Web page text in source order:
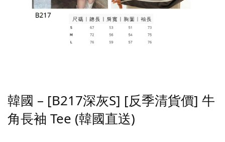
韓國 – [B217深灰S] [反季清貨價] 牛
角長袖 Tee (韓國直送)